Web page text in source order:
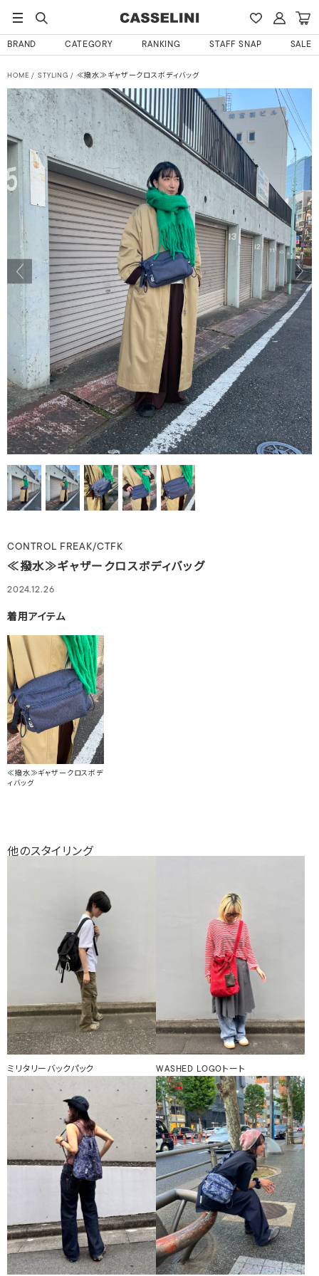
BRAND CATEGORY RANKING STAFF SNAP SALE
HOME STYLING ≪撥水≫ギャザークロスボディバッグ
CONTROL FREAK/CTFK
≪撥水≫ギャザークロスボディバッグ
2024.12.26
着用アイテム
≪撥水≫ギャザークロスボデ
ィバッグ
他のスタイリング
ミリタリーバックパック WASHED LOGOトート